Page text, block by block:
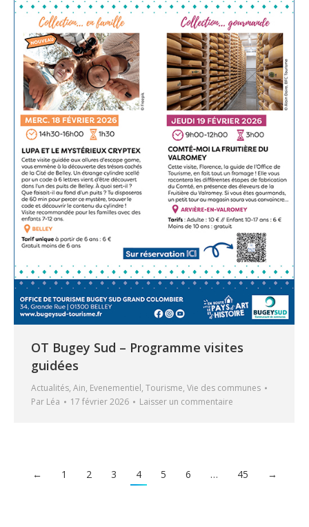
OT Bugey Sud – Programme visites
guidées
Actualités, Ain, Evenementiel, Tourisme, Vie des communes
Par Léa 17 février 2026 Laisser un commentaire
← 1 2 3 4 5 6 … 45 →